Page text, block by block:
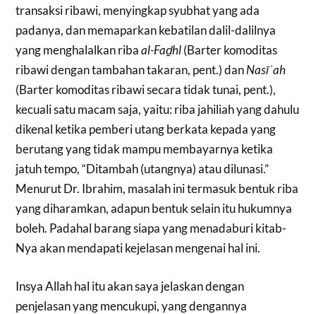
transaksi ribawi, menyingkap syubhat yang ada
padanya, dan memaparkan kebatilan dalil-dalilnya
yang menghalalkan ribaal-Faḏhl(Barter komoditas
ribawi dengan tambahan takaran, pent.) danNasīʾah
(Barter komoditas ribawi secara tidak tunai, pent.),
kecuali satu macam saja, yaitu: riba jahiliah yang dahulu
dikenal ketika pemberi utang berkata kepada yang
berutang yang tidak mampu membayarnya ketika
jatuh tempo, “Ditambah (utangnya) atau dilunasi.”
Menurut Dr. Ibrahim, masalah ini termasuk bentuk riba
yang diharamkan, adapun bentuk selain itu hukumnya
boleh. Padahal barang siapa yang menadaburi kitab-
Nya akan mendapati kejelasan mengenai hal ini.
Insya Allah hal itu akan saya jelaskan dengan
penjelasan yang mencukupi, yang dengannya